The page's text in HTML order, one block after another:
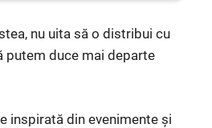
nu uita să o distribui cu
putem duce mai departe
inspirată din evenimente și